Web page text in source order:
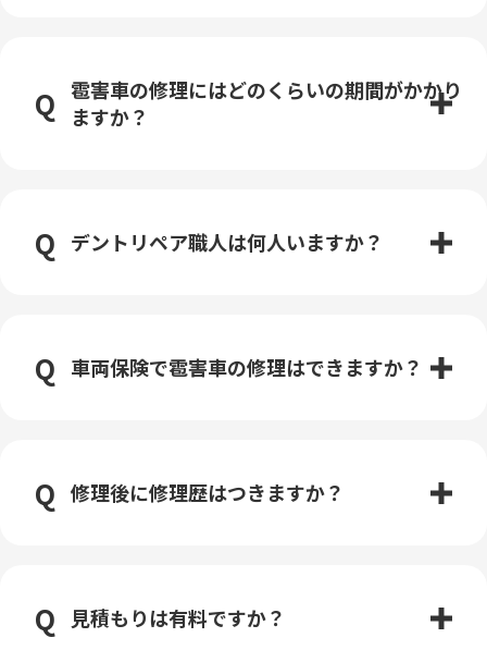
雹害車の修理にはどのくらいの期間がかかり
ますか？
デントリペア職人は何人いますか？
車両保険で雹害車の修理はできますか？
修理後に修理歴はつきますか？
見積もりは有料ですか？